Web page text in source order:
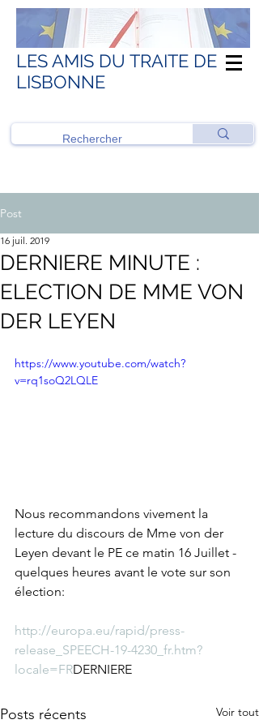
LES AMIS DU TRAITE DE
LISBONNE
Post
DERNIERE MINUTE :
ELECTION DE MME VON
DER LEYEN
16 juil. 2019
https://www.youtube.com/watch?
v=rq1soQ2LQLE
Nous recommandons vivement la
lecture du discours de Mme von der
Leyen devant le PE ce matin 16 Juillet -
quelques heures avant le vote sur son
élection:
http://europa.eu/rapid/press-
release_SPEECH-19-4230_fr.htm?
locale=FRDERNIERE
Posts récents Voir tout